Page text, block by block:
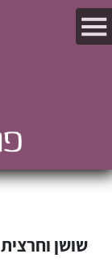
שושן וחרצית